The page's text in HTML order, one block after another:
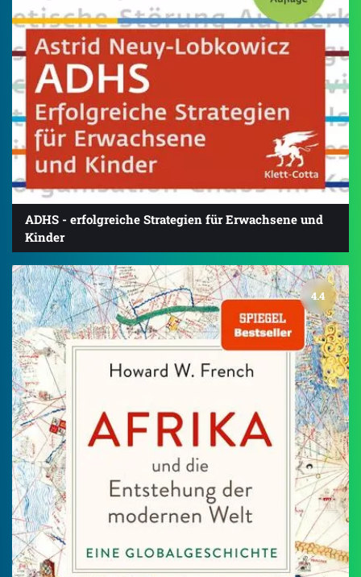
ADHS - erfolgreiche Strategien für Erwachsene und
Kinder
4.4